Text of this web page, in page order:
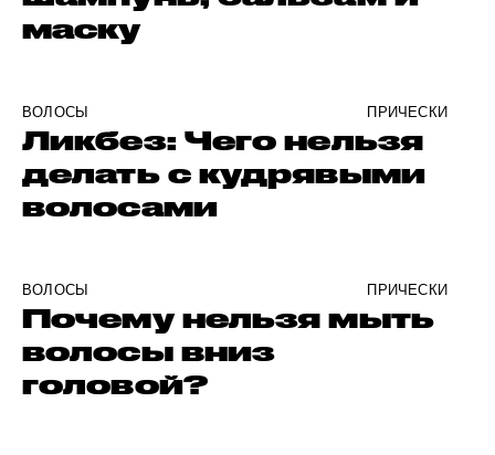
маску
ВОЛОСЫ ПРИЧЕСКИ
Ликбез: Чего нельзя
делать с кудрявыми
волосами
ВОЛОСЫ ПРИЧЕСКИ
Почему нельзя мыть
волосы вниз
головой?